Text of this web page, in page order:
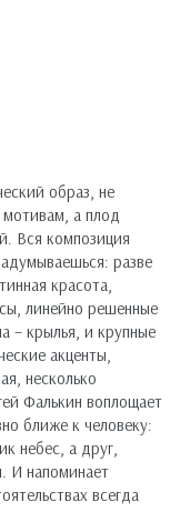
образ, не
а плод
Вся композиция
разве
красота,
линейно решенные
– крылья, и крупные
акценты,
несколько
Фалькин воплощает
ближе к человеку:
небес, а друг,
И напоминает
всегда